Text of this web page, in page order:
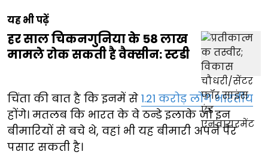
यह भी पढ़ें
हर साल चिकनगुनिया के 58 लाख
मामले रोक सकती है वैक्सीन: स्टडी
चिंता की बात है कि इनमें से 1.21 करोड़ लोग भारतीय
होंगे। मतलब कि भारत के वे ठन्डे इलाके जो इन
बीमारियों से बचे थे, वहां भी यह बीमारी अपने पैर
पसार सकती है।